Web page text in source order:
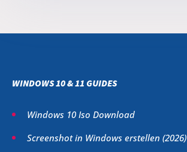
WINDOWS 10 & 11 GUIDES
Windows 10 Iso Download
Screenshot in Windows erstellen (2026)